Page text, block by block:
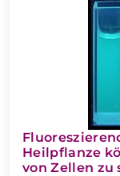
Heilpflanze
von Zellen zu